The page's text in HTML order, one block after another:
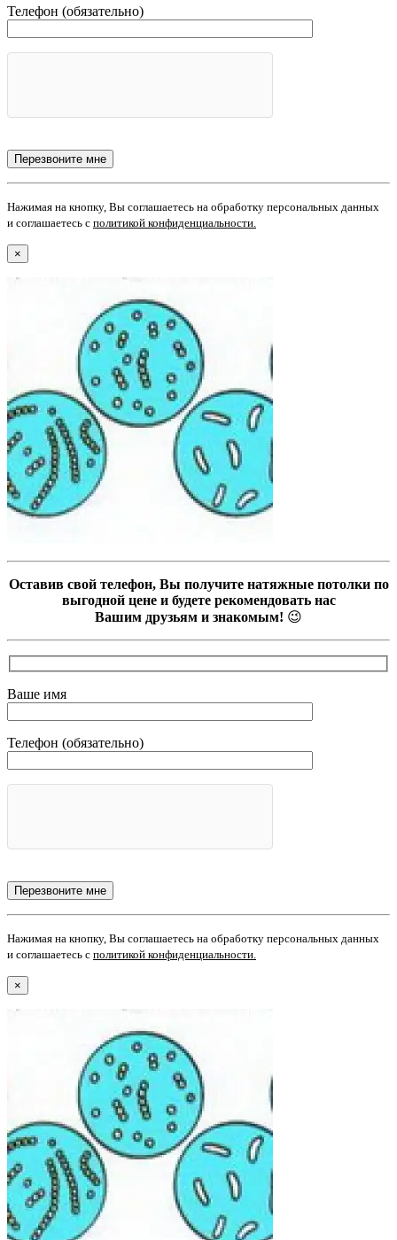
Телефон (обязательно)
Нажимая на кнопку, Вы соглашаетесь на обработку персональных данных
и соглашаетесь с политикой конфиденциальности
×
Оставив свой телефон, Вы получите натяжные потолки по
выгодной цене и будете рекомендовать нас
Вашим друзьям и знакомым! 😉
Ваше имя
Телефон (обязательно)
Нажимая на кнопку, Вы соглашаетесь на обработку персональных данных
и соглашаетесь с политикой конфиденциальности.
×